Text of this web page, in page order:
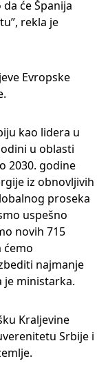
će Španija
rekla je
Evropske
kao lidera u
u oblasti
2030. godine
iz obnovljivih
proseka
uspešno
novih 715
ćemo
najmanje
je ministarka.
Kraljevine
Srbije i